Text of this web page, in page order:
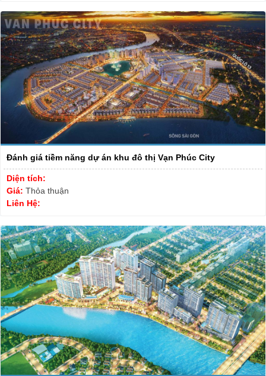
Đánh giá tiềm năng dự án khu đô thị Vạn Phúc City
Diện tích:
Giá: Thỏa thuận
Liên Hệ: